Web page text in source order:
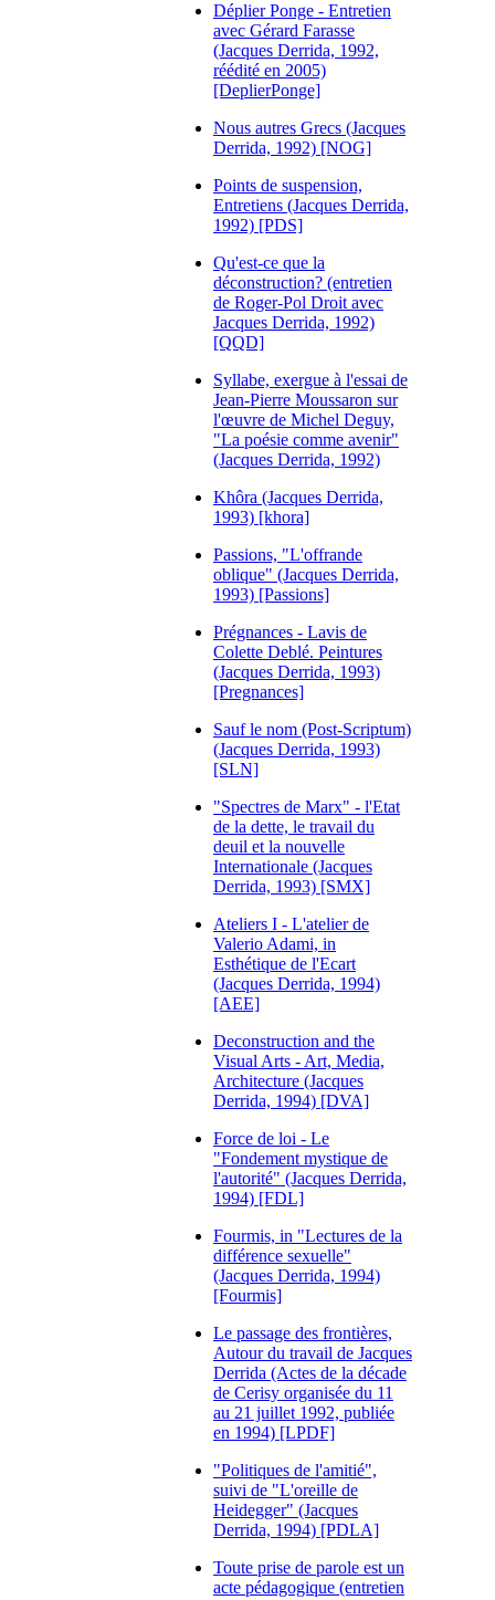
Déplier Ponge - Entretien
avec Gérard Farasse
(Jacques Derrida, 1992,
réédité en 2005)
[DeplierPonge]
Nous autres Grecs (Jacques
Derrida, 1992) [NOG]
Points de suspension,
Entretiens (Jacques Derrida,
1992) [PDS]
Qu'est-ce que la
déconstruction? (entretien
de Roger-Pol Droit avec
Jacques Derrida, 1992)
[QQD]
Syllabe, exergue à l'essai de
Jean-Pierre Moussaron sur
l'œuvre de Michel Deguy,
"La poésie comme avenir"
(Jacques Derrida, 1992)
Khôra (Jacques Derrida,
1993) [khora]
Passions, "L'offrande
oblique" (Jacques Derrida,
1993) [Passions]
Prégnances - Lavis de
Colette Deblé. Peintures
(Jacques Derrida, 1993)
[Pregnances]
Sauf le nom (Post-Scriptum)
(Jacques Derrida, 1993)
[SLN]
"Spectres de Marx" - l'Etat
de la dette, le travail du
deuil et la nouvelle
Internationale (Jacques
Derrida, 1993) [SMX]
Ateliers I - L'atelier de
Valerio Adami, in
Esthétique de l'Ecart
(Jacques Derrida, 1994)
[AEE]
Deconstruction and the
Visual Arts - Art, Media,
Architecture (Jacques
Derrida, 1994) [DVA]
Force de loi - Le
"Fondement mystique de
l'autorité" (Jacques Derrida,
1994) [FDL]
Fourmis, in "Lectures de la
différence sexuelle"
(Jacques Derrida, 1994)
[Fourmis]
Le passage des frontières,
Autour du travail de Jacques
Derrida (Actes de la décade
de Cerisy organisée du 11
au 21 juillet 1992, publiée
en 1994) [LPDF]
"Politiques de l'amitié",
suivi de "L'oreille de
Heidegger" (Jacques
Derrida, 1994) [PDLA]
Toute prise de parole est un
acte pédagogique (entretien